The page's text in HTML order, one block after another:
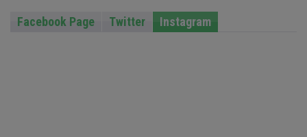
Facebook Page Twitter Instagram